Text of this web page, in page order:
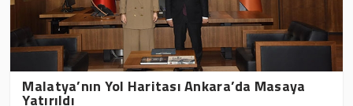
Malatya’nın Yol Haritası Ankara’da Masaya
Yatırıldı